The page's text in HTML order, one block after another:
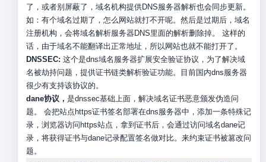
了，或者别屏蔽了，域名机构提供DNS服务器解析也会同步更新。
如：有个域名过期了，怎么网站就打不开呢。然后是过期后，域名
注册机构，会将域名解析服务器DNS里面的解析删除掉。 这样的
话，由于域名不能翻译出正常地址，所以网站也就不能打开了。
DNSSEC: 这个是dns域名服务器扩展安全验证协议，为了解决域
名被劫持问题，提供证书链类解析验证功能。目前国内dns服务器
很少有支持该协议的。
dane协议， 是dnssec基础上面，解决域名证书恶意颁发伪造问
题。 会把站点https证书签名部署在dns服务器中，添加一条特殊记
录，浏览器访问https站点，拿到证书后，会通过访问域名dane记
录，将获得证书与dane记录配置签名做对比。来约束证书被篡改问
题。